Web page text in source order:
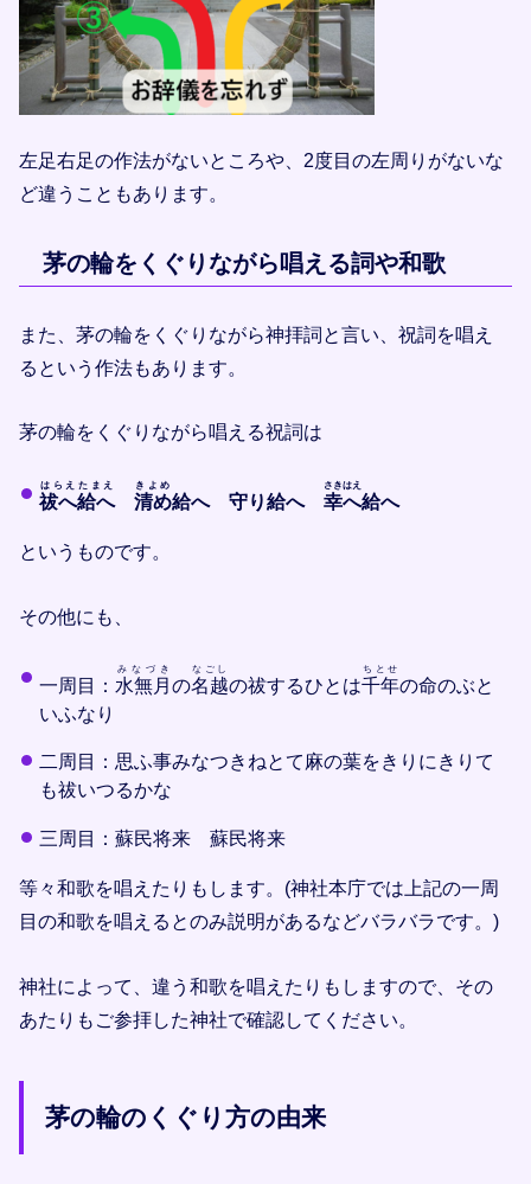
左足右足の作法がないところや、2度目の左周りがないな
ど違うこともあります。
茅の輪をくぐりながら唱える詞や和歌
また、茅の輪をくぐりながら神拝詞と言い、祝詞を唱え
るという作法もあります。
茅の輪をくぐりながら唱える祝詞は
祓へ
はらえ
給へ
たまえ
清め
きよめ
給へ 守り給へ 幸へ
さきはえ
給へ
というものです。
その他にも、
一周目： 水無月
みなづき
の名越
なごし
の祓するひとは千年
ちとせ
の命のぶと
いふなり
二周目：思ふ事みなつきねとて麻の葉をきりにきりて
も祓いつるかな
三周目：蘇民将来 蘇民将来
等々和歌を唱えたりもします。(神社本庁では上記の一周
目の和歌を唱えるとのみ説明があるなどバラバラです。)
神社によって、違う和歌を唱えたりもしますので、その
あたりもご参拝した神社で確認してください。
茅の輪のくぐり方の由来